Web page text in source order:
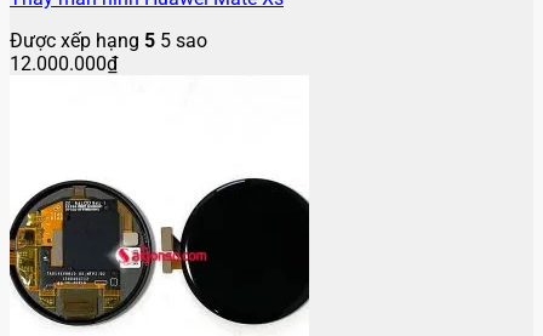
Được xếp hạng 5 5 sao
12.000.000₫